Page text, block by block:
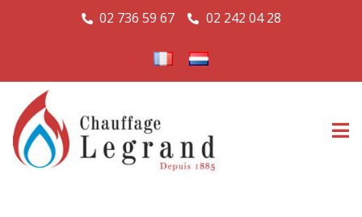
02 736 59 67 02 242 04 28